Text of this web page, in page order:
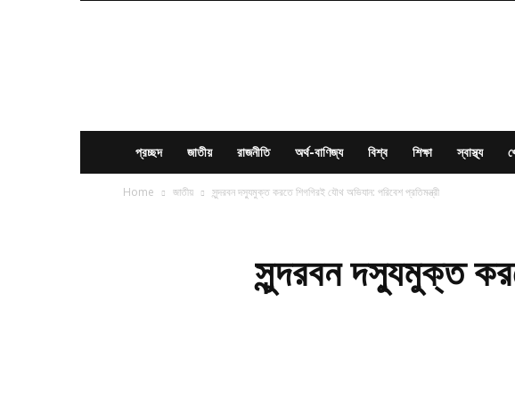
প্রচ্ছদ জাতীয় রাজনীতি অর্থ-বাণিজ্য বিশ্ব শিক্ষা স্বাস্থ্য
Home জাতীয় সুন্দরবন দস্যুমুক্ত করতে শিগগিরই যৌথ অভিযান: পরিবেশ প্রতিমন্ত্রী
সুন্দরবন দস্যুমুক্ত